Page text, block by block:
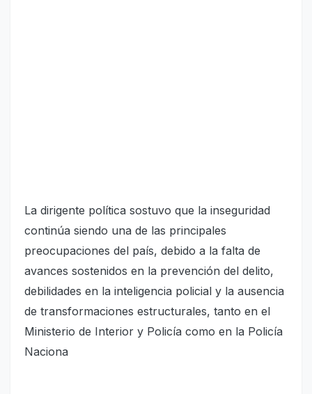
La dirigente política sostuvo que la inseguridad
continúa siendo una de las principales
preocupaciones del país, debido a la falta de
avances sostenidos en la prevención del delito,
debilidades en la inteligencia policial y la ausencia
de transformaciones estructurales, tanto en el
Ministerio de Interior y Policía como en la Policía
Naciona